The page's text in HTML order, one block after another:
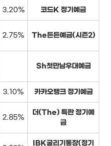
3.20% 코드K 정기예금
2.75% The든든예금(시즌2)
Sh첫만남우대예금
3.10% 카카오뱅크 정기예금
2.85%
더(The) 특판 정기예
금
IBK굴리기통장(정기